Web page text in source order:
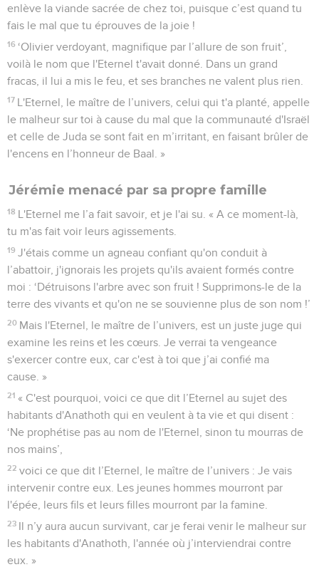
enlève la viande sacrée de chez toi, puisque c’est quand tu
fais le mal que tu éprouves de la joie !
16 ‘Olivier verdoyant, magnifique par l’allure de son fruit’,
voilà le nom que l'Eternel t'avait donné. Dans un grand
fracas, il lui a mis le feu, et ses branches ne valent plus rien.
17 L'Eternel, le maître de l’univers, celui qui t'a planté, appelle
le malheur sur toi à cause du mal que la communauté d'Israël
et celle de Juda se sont fait en m’irritant, en faisant brûler de
l'encens en l’honneur de Baal. »
Jérémie menacé par sa propre famille
18 L'Eternel me l’a fait savoir, et je l'ai su. « A ce moment-là,
tu m'as fait voir leurs agissements.
19 J'étais comme un agneau confiant qu'on conduit à
l’abattoir, j'ignorais les projets qu'ils avaient formés contre
moi : ‘Détruisons l'arbre avec son fruit ! Supprimons-le de la
terre des vivants et qu'on ne se souvienne plus de son nom !’
20 Mais l'Eternel, le maître de l’univers, est un juste juge qui
examine les reins et les cœurs. Je verrai ta vengeance
s'exercer contre eux, car c'est à toi que j’ai confié ma
cause. »
21 « C'est pourquoi, voici ce que dit l’Eternel au sujet des
habitants d'Anathoth qui en veulent à ta vie et qui disent :
‘Ne prophétise pas au nom de l'Eternel, sinon tu mourras de
nos mains’,
22 voici ce que dit l’Eternel, le maître de l’univers : Je vais
intervenir contre eux. Les jeunes hommes mourront par
l'épée, leurs fils et leurs filles mourront par la famine.
23 Il n’y aura aucun survivant, car je ferai venir le malheur sur
les habitants d'Anathoth, l'année où j’interviendrai contre
eux. »